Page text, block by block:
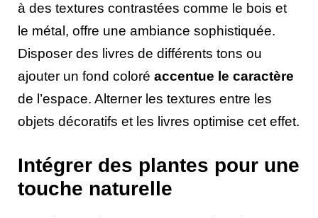
à des textures contrastées comme le bois et
le métal, offre une ambiance sophistiquée.
Disposer des livres de différents tons ou
ajouter un fond coloré accentue le caractère
de l’espace. Alterner les textures entre les
objets décoratifs et les livres optimise cet effet.
Intégrer des plantes pour une
touche naturelle